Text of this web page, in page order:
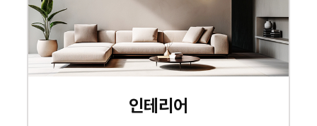
인테리어